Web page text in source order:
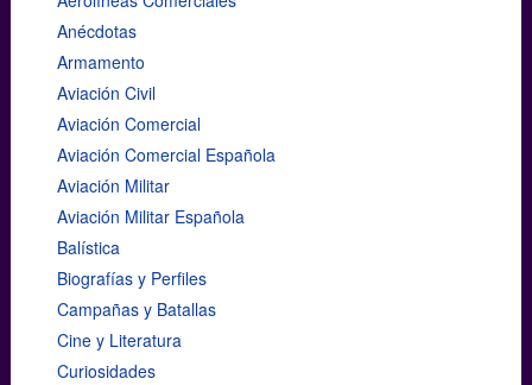
Anécdotas
Armamento
Aviación Civil
Aviación Comercial
Aviación Comercial Española
Aviación Militar
Aviación Militar Española
Balística
Biografías y Perfiles
Campañas y Batallas
Cine y Literatura
Curiosidades